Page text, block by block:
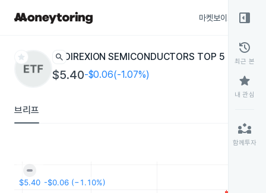
마켓보이스
star search DIREXION SEMICONDUCTORS TOP 5 DAILY -
$5.40-$0.06(-1.07%)
브리프
right_panel_open
history
최근 본
star
내 관심
partner_exchange
함께투자